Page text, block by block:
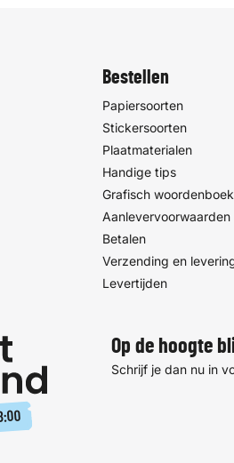
Bestellen
Papiersoorten
Stickersoorten
Plaatmaterialen
Handige tips
Grafisch woordenboek
Aanlevervoorwaarden
Betalen
Verzending en
Levertijden
Op de hoogte
Schrijf je dan nu in